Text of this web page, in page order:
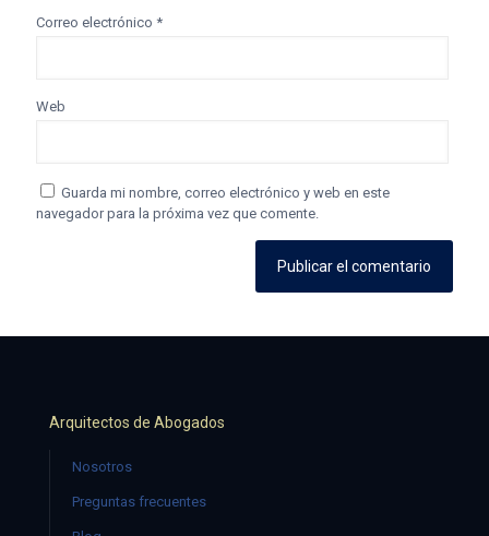
Correo electrónico *
Web
Guarda mi nombre, correo electrónico y web en este
navegador para la próxima vez que comente.
Arquitectos de Abogados
Nosotros
Preguntas frecuentes